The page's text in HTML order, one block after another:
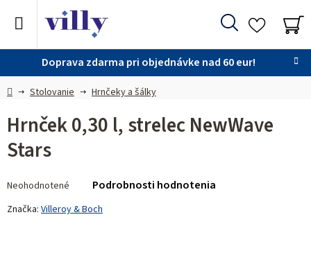
Doprava zdarma pri objednávke nad 60 eur!
Hľadať
DomovStolovanie Hrnčeky a šálky
Hrnček 0,30 l, strelec NewWave
Stars
hodnotenie
produktu
Neohodnotené Podrobnosti hodnotenia
Značka: Villeroy & Boch